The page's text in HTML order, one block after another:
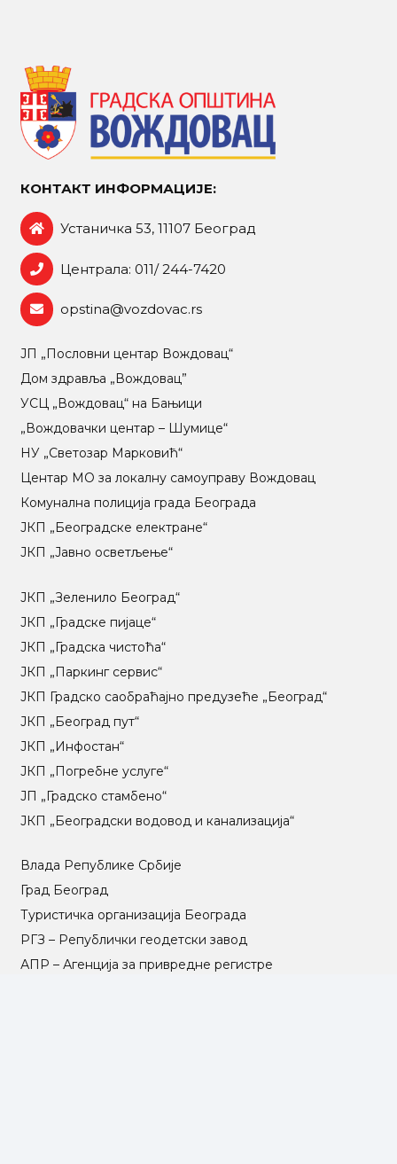
КОНТАКТ ИНФОРМАЦИЈЕ:
Устаничка 53, 11107 Београд
Централа: 011/ 244-7420
opstina@vozdovac.rs
ЈП „Пословни центар Вождовац“
Дом здравља „Вождовац”
УСЦ „Вождовац“ на Бањици
„Вождовачки центар – Шумице“
НУ „Светозар Марковић“
Центар МO за локалну самоуправу Вождовац
Комунална полиција града Београда
ЈКП „Београдске електране“
ЈКП „Јавно осветљење“
ЈКП „Зеленило Београд“
ЈКП „Градске пијаце“
ЈКП „Градска чистоћа“
ЈКП „Паркинг сервис“
ЈКП Градско саобраћајно предузеће „Београд“
ЈКП „Београд пут“
ЈКП „Инфостан“
ЈКП „Погребне услуге“
ЈП „Градско стамбено“
ЈКП „Београдски водовод и канализација“
Влада Републике Србије
Град Београд
Туристичка организација Београда
РГЗ – Републички геодетски завод
АПР – Агенција за привредне регистре